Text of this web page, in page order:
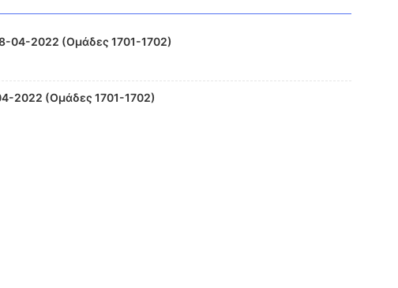
04-2022 (Ομάδες 1701-1702)
2022 (Ομάδες 1701-1702)